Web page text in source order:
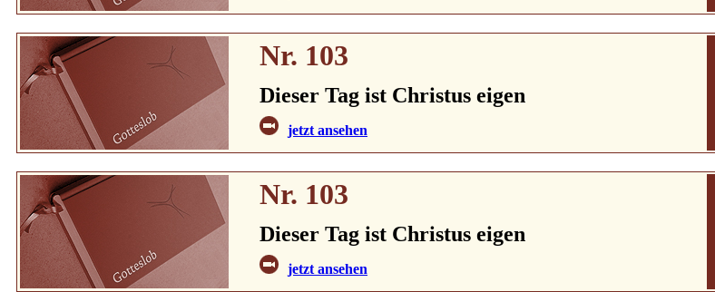
Nr. 103
Dieser Tag ist Christus eigen
jetzt ansehen
Nr. 103
Dieser Tag ist Christus eigen
jetzt ansehen